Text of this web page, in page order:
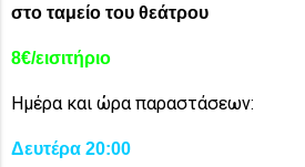
στο ταμείο του θεάτρου
8€/εισιτήριο
Ημέρα και ώρα παραστάσεων:
Δευτέρα 20:00